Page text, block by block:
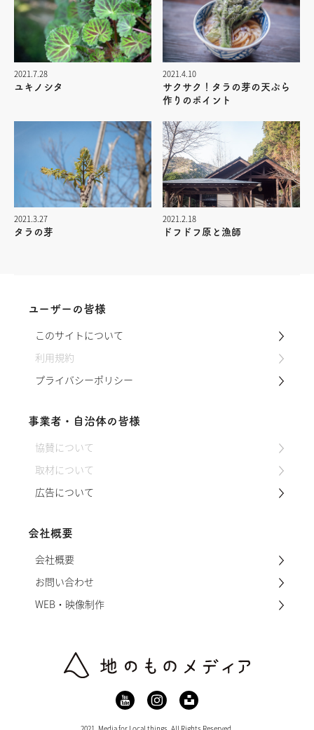
2021.7.28
ユキノシタ
2021.4.10
サクサク！タラの芽の天ぷら
作りのポイント
2021.3.27
タラの芽
2021.2.18
ドフドフ原と漁師
ユーザーの皆様
このサイトについて
利用規約
プライバシーポリシー
事業者・自治体の皆様
協賛について
取材について
広告について
会社概要
会社概要
お問い合わせ
WEB・映像制作